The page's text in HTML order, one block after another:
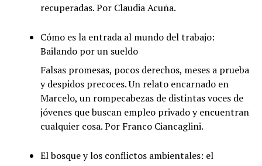
recuperadas. Por Claudia Acuña.
Cómo es la entrada al mundo del trabajo:
Bailando por un sueldo
Falsas promesas, pocos derechos, meses a prueba
y despidos precoces. Un relato encarnado en
Marcelo, un rompecabezas de distintas voces de
jóvenes que buscan empleo privado y encuentran
cualquier cosa. Por Franco Ciancaglini.
El bosque y los conflictos ambientales: el